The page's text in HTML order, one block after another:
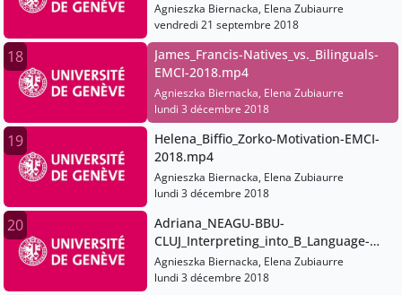
Agnieszka Biernacka, Elena Zubiaurre
vendredi 21 septembre 2018
18
James_Francis-Natives_vs._Bilinguals-
EMCI-2018.mp4
Agnieszka Biernacka, Elena Zubiaurre
lundi 3 décembre 2018
19
Helena_Biffio_Zorko-Motivation-EMCI-
2018.mp4
Agnieszka Biernacka, Elena Zubiaurre
lundi 3 décembre 2018
20
Adriana_NEAGU-BBU-
CLUJ_Interpreting_into_B_Language-
EMCI-2018.mp4
Agnieszka Biernacka, Elena Zubiaurre
lundi 3 décembre 2018